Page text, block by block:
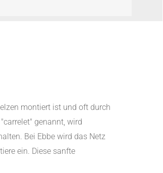
montiert ist und oft durch
genannt, wird
Bei Ebbe wird das Netz
ein. Diese sanfte